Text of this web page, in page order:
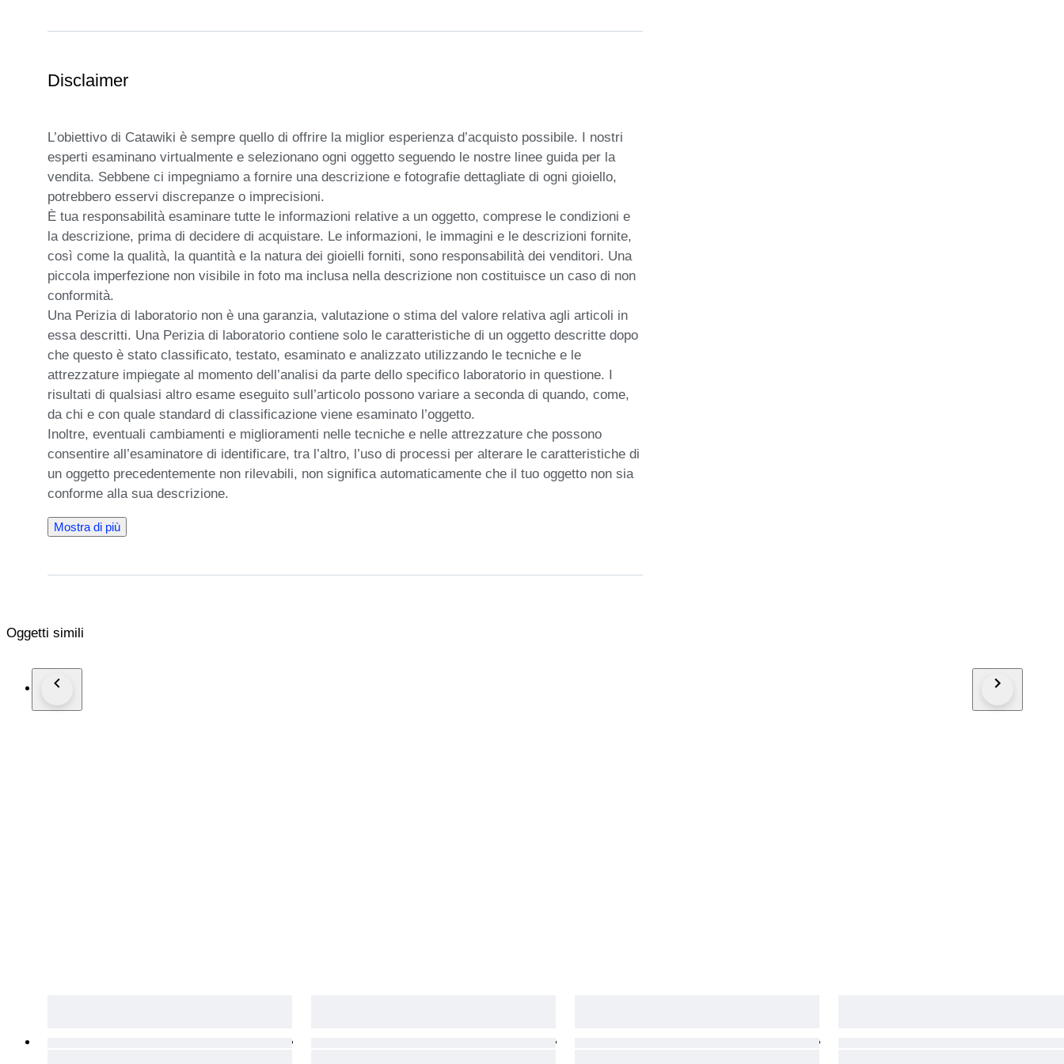
Pietra: -
Peso: 2,49 g
Disclaimer
L’obiettivo di Catawiki è sempre quello di offrire la miglior esperienza d’acquisto possibile. I nostri
esperti esaminano virtualmente e selezionano ogni oggetto seguendo le nostre linee guida per la
vendita. Sebbene ci impegniamo a fornire una descrizione e fotografie dettagliate di ogni gioiello,
potrebbero esservi discrepanze o imprecisioni.
È tua responsabilità esaminare tutte le informazioni relative a un oggetto, comprese le condizioni e
la descrizione, prima di decidere di acquistare. Le informazioni, le immagini e le descrizioni fornite,
così come la qualità, la quantità e la natura dei gioielli forniti, sono responsabilità dei venditori. Una
piccola imperfezione non visibile in foto ma inclusa nella descrizione non costituisce un caso di non
conformità.
Una Perizia di laboratorio non è una garanzia, valutazione o stima del valore relativa agli articoli in
essa descritti. Una Perizia di laboratorio contiene solo le caratteristiche di un oggetto descritte dopo
che questo è stato classificato, testato, esaminato e analizzato utilizzando le tecniche e le
attrezzature impiegate al momento dell’analisi da parte dello specifico laboratorio in questione. I
risultati di qualsiasi altro esame eseguito sull’articolo possono variare a seconda di quando, come,
da chi e con quale standard di classificazione viene esaminato l’oggetto.
Inoltre, eventuali cambiamenti e miglioramenti nelle tecniche e nelle attrezzature che possono
consentire all’esaminatore di identificare, tra l’altro, l’uso di processi per alterare le caratteristiche di
un oggetto precedentemente non rilevabili, non significa automaticamente che il tuo oggetto non sia
conforme alla sua descrizione.
Mostra di più
Oggetti simili